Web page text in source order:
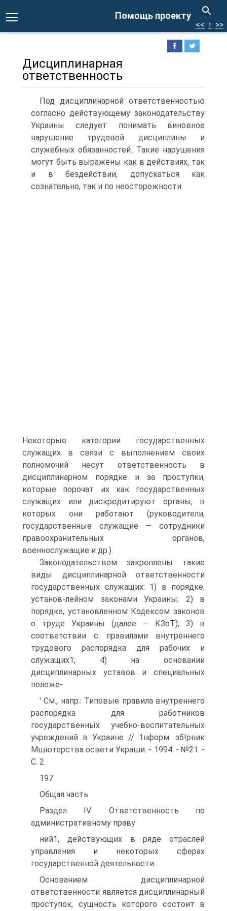
Помощь проекту
<< ↑ >>
Дисциплинарная
ответственность
Под дисциплинарной ответственностью
согласно действующему законодательству
Украины следует понимать виновное
нарушение трудовой дисциплины и
служебных обязанностей. Такие нарушения
могут быть выражены как в действиях, так
и в бездействии, допускаться как
сознательно, так и по неосторожности.
Некоторые категории государственных
служащих в связи с выполнением своих
полномочий несут ответственность в
дисциплинарном порядке и за проступки,
которые порочат их как государственных
служащих или дискредитируют органы, в
которых они работают (руководители,
государственные служащие — сотрудники
правоохранительных органов,
военнослужащие и др.).
Законодательством закреплены такие
виды дисциплинарной ответственности
государственных служащих: 1) в порядке,
установ-лейном законами Украины; 2) в
порядке, установленном Кодексом законов
о труде Украины (далее — КЗоТ); 3) в
соответствии с правилами внутреннего
трудового распорядка для рабочих и
служащих1; 4) на основании
дисциплинарных уставов и специальных
положе-
' См., напр.: Типовые правила внутреннего
распорядка для работников
государственных учебно-воспитательных
учреждений в Украине // 1нформ. зб!рник
Мшютерства освети Украши. - 1994. - №21. -
С. 2.
197
Общая часть
Раздел IV. Ответственность по
административному праву
ний1, действующих в ряде отраслей
управления и некоторых сферах
государственной деятельности.
Основанием дисциплинарной
ответственности является дисциплинарный
проступок, сущность которого состоит в